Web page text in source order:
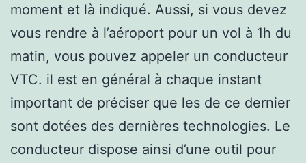
moment et là indiqué. Aussi, si vous devez
vous rendre à l’aéroport pour un vol à 1h du
matin, vous pouvez appeler un conducteur
VTC. il est en général à chaque instant
important de préciser que les de ce dernier
sont dotées des dernières technologies. Le
conducteur dispose ainsi d’une outil pour